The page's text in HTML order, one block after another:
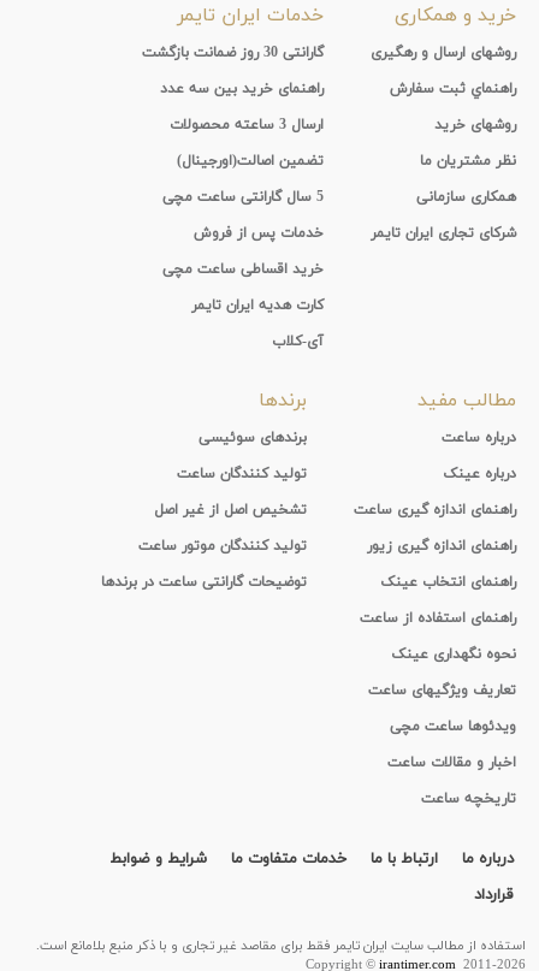
خرید و همکاری
روشهای ارسال و رهگیری
راهنماي ثبت سفارش
روشهای خرید
نظر مشتریان ما
همکاری سازمانی
شرکای تجاری ایران تایمر
خدمات ایران تایمر
گارانتی 30 روز ضمانت بازگشت
راهنمای خرید بین سه عدد
ارسال 3 ساعته محصولات
تضمین اصالت(اورجینال)
5 سال گارانتی ساعت مچی
خدمات پس از فروش
خرید اقساطی ساعت مچی
کارت هدیه ایران تایمر
آی-کلاب
مطالب مفید
درباره ساعت
درباره عینک
راهنمای اندازه گیری ساعت
راهنمای اندازه گیری زیور
راهنمای انتخاب عینک
راهنمای استفاده از ساعت
نحوه نگهداری عینک
تعاریف ویژگیهای ساعت
ویدئوها ساعت مچی
اخبار و مقالات ساعت
تاریخچه ساعت
برندها
برندهای سوئیسی
تولید کنندگان ساعت
تشخیص اصل از غیر اصل
تولید کنندگان موتور ساعت
توضیحات گارانتی ساعت در برندها
درباره ما ارتباط با ما خدمات متفاوت ما
شرایط و ضوابط
قرارداد
استفاده از مطالب سايت ایران تایمر فقط برای مقاصد غیر تجاری و با ذکر منبع بلامانع است.
Copyright ©irantimer.com2011-2026